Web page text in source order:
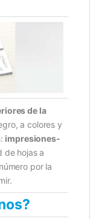
de la
a colores y
impresiones-
de hojas a
por la